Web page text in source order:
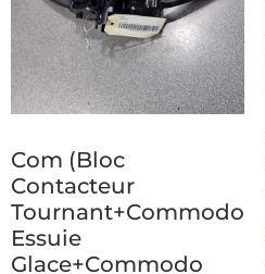
Com (Bloc
Contacteur
Tournant+Commodo
Essuie
Glace+Commodo